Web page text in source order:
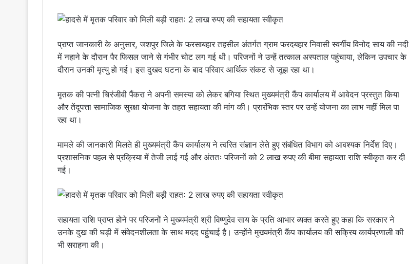
प्राप्त जानकारी के अनुसार, जशपुर जिले के फरसाबहार तहसील अंतर्गत ग्राम फरदबहार निवासी स्वर्गीय विनोद साय की नदी
में नहाने के दौरान पैर फिसल जाने से गंभीर चोट लग गई थी। परिजनों ने उन्हें तत्काल अस्पताल पहुंचाया, लेकिन उपचार के
दौरान उनकी मृत्यु हो गई। इस दुखद घटना के बाद परिवार आर्थिक संकट से जूझ रहा था।
मृतक की पत्नी चिरंजीवी पैंकरा ने अपनी समस्या को लेकर बगिया स्थित मुख्यमंत्री कैंप कार्यालय में आवेदन प्रस्तुत किया
और तेंदूपत्ता सामाजिक सुरक्षा योजना के तहत सहायता की मांग की। प्रारंभिक स्तर पर उन्हें योजना का लाभ नहीं मिल पा
रहा था।
मामले की जानकारी मिलते ही मुख्यमंत्री कैंप कार्यालय ने त्वरित संज्ञान लेते हुए संबंधित विभाग को आवश्यक निर्देश दिए।
प्रशासनिक पहल से प्रक्रिया में तेजी लाई गई और अंततः परिजनों को 2 लाख रुपए की बीमा सहायता राशि स्वीकृत कर दी
गई।
सहायता राशि प्राप्त होने पर परिजनों ने मुख्यमंत्री श्री विष्णुदेव साय के प्रति आभार व्यक्त करते हुए कहा कि सरकार ने
उनके दुख की घड़ी में संवेदनशीलता के साथ मदद पहुंचाई है। उन्होंने मुख्यमंत्री कैंप कार्यालय की सक्रिय कार्यप्रणाली की
भी सराहना की।